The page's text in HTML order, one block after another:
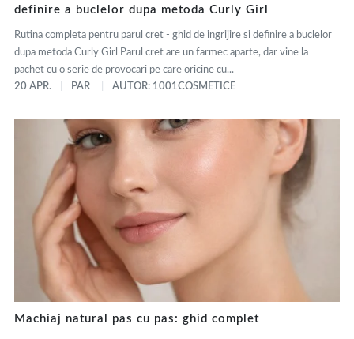
definire a buclelor dupa metoda Curly Girl
Rutina completa pentru parul cret - ghid de ingrijire si definire a buclelor
dupa metoda Curly Girl Parul cret are un farmec aparte, dar vine la
pachet cu o serie de provocari pe care oricine cu...
20 APR.
PAR AUTOR: 1001COSMETICE
Machiaj natural pas cu pas: ghid complet